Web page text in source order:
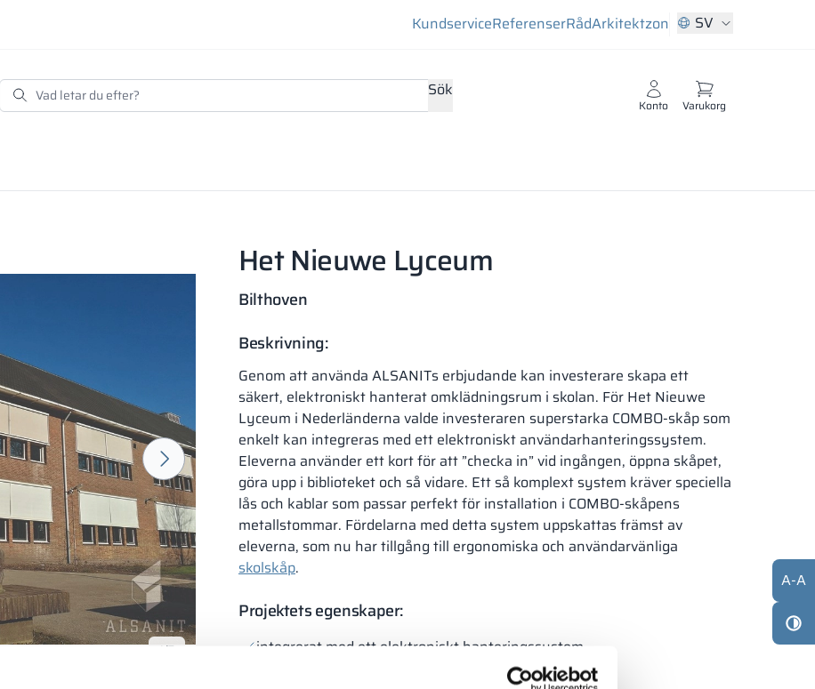
KundserviceReferenserRådArkitektzon SV
Sök
Konto Varukorg
1/7
Het Nieuwe Lyceum
Bilthoven
Beskrivning:
Genom att använda ALSANITs erbjudande kan investerare skapa ett
säkert, elektroniskt hanterat omklädningsrum i skolan. För Het Nieuwe
Lyceum i Nederländerna valde investeraren superstarka COMBO-skåp som
enkelt kan integreras med ett elektroniskt användarhanteringssystem.
Eleverna använder ett kort för att ”checka in” vid ingången, öppna skåpet,
göra upp i biblioteket och så vidare. Ett så komplext system kräver speciella
lås och kablar som passar perfekt för installation i COMBO-skåpens
metallstommar. Fördelarna med detta system uppskattas främst av
eleverna, som nu har tillgång till ergonomiska och användarvänliga
skolskåp.
Projektets egenskaper:
integrerat med ett elektroniskt hanteringssystem
A-A